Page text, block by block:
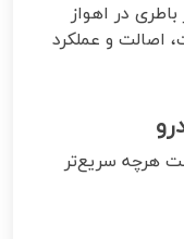
در اهواز
اصالت و عملکرد
هرچه سریع‌تر